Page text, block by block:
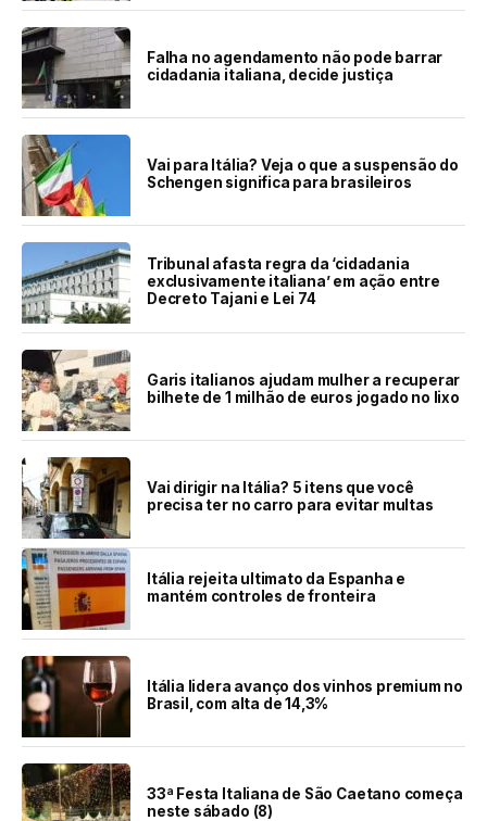
Falha no agendamento não pode barrar
cidadania italiana, decide justiça
Vai para Itália? Veja o que a suspensão do
Schengen significa para brasileiros
Tribunal afasta regra da ‘cidadania
exclusivamente italiana’ em ação entre
Decreto Tajani e Lei 74
Garis italianos ajudam mulher a recuperar
bilhete de 1 milhão de euros jogado no lixo
Vai dirigir na Itália? 5 itens que você
precisa ter no carro para evitar multas
Itália rejeita ultimato da Espanha e
mantém controles de fronteira
Itália lidera avanço dos vinhos premium no
Brasil, com alta de 14,3%
33ª Festa Italiana de São Caetano começa
neste sábado (8)